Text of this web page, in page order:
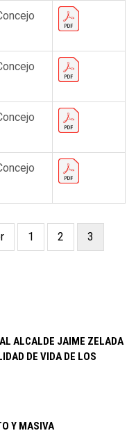
Page
1 Page
2
Página
3
ALCALDE JAIME ZELADA
DE VIDA DE LOS
Y MASIVA